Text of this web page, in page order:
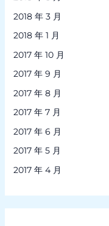
2018 年 3 月
2018 年 1 月
2017 年 10 月
2017 年 9 月
2017 年 8 月
2017 年 7 月
2017 年 6 月
2017 年 5 月
2017 年 4 月